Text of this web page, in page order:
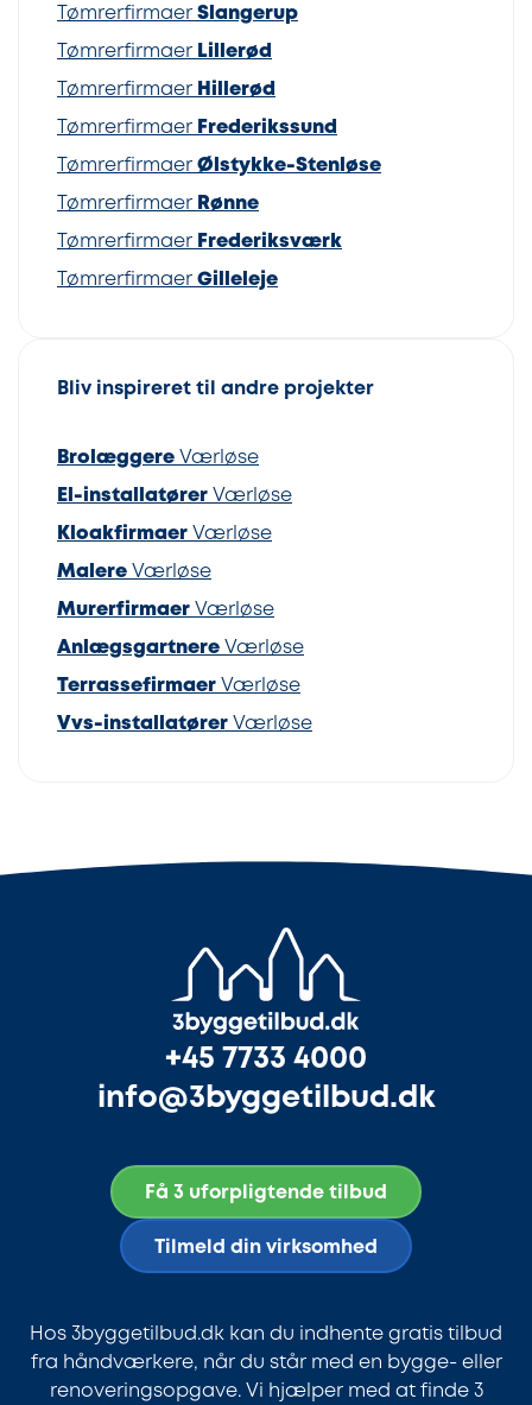
Tømrerfirmaer Slangerup
Tømrerfirmaer Lillerød
Tømrerfirmaer Hillerød
Tømrerfirmaer Frederikssund
Tømrerfirmaer Ølstykke-Stenløse
Tømrerfirmaer Rønne
Tømrerfirmaer Frederiksværk
Tømrerfirmaer Gilleleje
Bliv inspireret til andre projekter
Brolæggere Værløse
El-installatører Værløse
Kloakfirmaer Værløse
Malere Værløse
Murerfirmaer Værløse
Anlægsgartnere Værløse
Terrassefirmaer Værløse
Vvs-installatører Værløse
+45 7733 4000
info@3byggetilbud.dk
Få 3 uforpligtende tilbud
Tilmeld din virksomhed
Hos 3byggetilbud.dk kan du indhente gratis tilbud
fra håndværkere, når du står med en bygge- eller
renoveringsopgave. Vi hjælper med at finde 3